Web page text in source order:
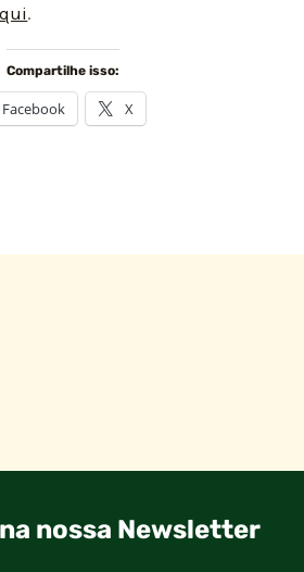
.
Compartilhe isso:
Facebook X
nossa Newsletter